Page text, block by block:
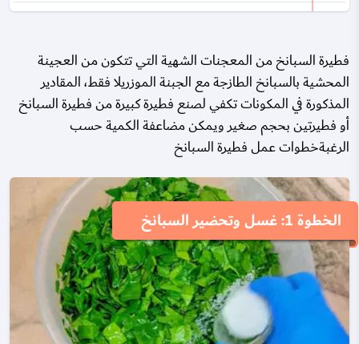
فطيرة السبانخ من المعجنات الشهية التي تتكون من العجينة
المحشية بالسبانخ الطازجة مع الجبنة الموزريلا فقط، المقادير
المذكورة في المكونات تكفي لصنع فطيرة كبيرة من فطيرة السبانخ
أو فطيرتين بحجم صغير ويمكن مضاعفة الكمية حسب
الرغبةخطوات عمل فطيرة السبانخ
الخطوة 1: غسل وتحضير السبانخ